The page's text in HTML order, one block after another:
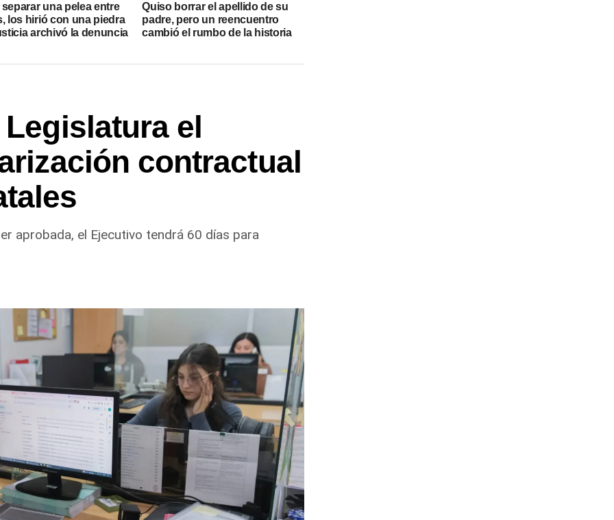
una pelea entre
los hirió con una piedra
archivó la denuncia
Quiso borrar el apellido de su
padre, pero un reencuentro
cambió el rumbo de la historia
el
contractual
aprobada, el Ejecutivo tendrá 60 días para